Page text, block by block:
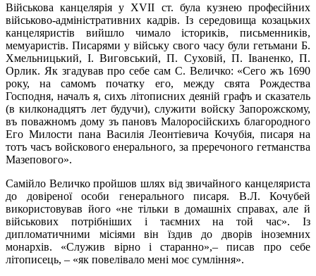
Військова канцелярія у ХVІІ ст. була кузнею професійних
військово-адміністративних кадрів. Із середовища козацьких
канцеляристів вийшло чимало істориків, письменників,
мемуаристів. Писарями у війську свого часу були гетьмани Б.
Хмельницький, І. Виговський, П. Суховій, П. Іваненко, П.
Орлик. Як згадував про себе сам С. Величко: «Сего жъ 1690
року, на самомъ початку его, между свята Рождества
Господня, началъ я, сихъ літописних деяній графъ и сказатель
(в килконадцятъ лет будучи), служити войску Запорожскому,
въ поважномъ дому зъ пановъ Малоросійскихъ благородного
Его Милости пана Василія Леонтіевича Кочубія, писаря на
тотъ часъ войскового енерального, за преречоного гетманства
Мазепового».
Самійло Величко пройшов шлях від звичайного канцеляриста
до довіреної особи генерального писаря. В.Л. Кочубей
використовував його «не тільки в домашніх справах, але й
військових потрібніших і таємних на той час». Із
дипломатичними місіями він їздив до дворів іноземних
монархів. «Служив вірно і старанно»,– писав про себе
літописець, – «як повелівало мені моє сумління».